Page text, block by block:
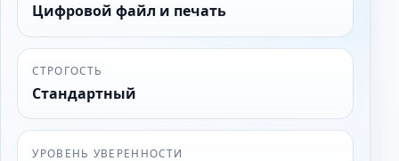
Цифровой файл и печать
СТРОГОСТЬ
Стандартный
УРОВЕНЬ УВЕРЕННОСТИ